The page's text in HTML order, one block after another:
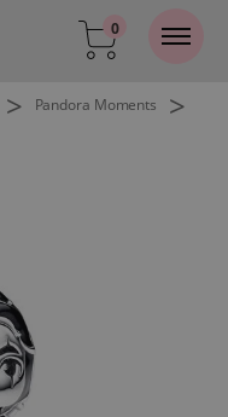
0
> Pandora Moments >